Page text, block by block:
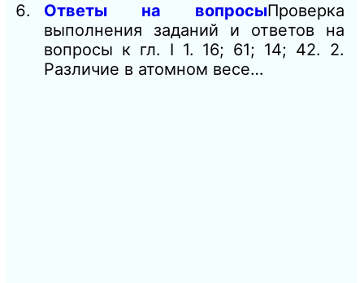
Ответы на вопросыПроверка
выполнения заданий и ответов на
вопросы к гл. I 1. 16; 61; 14; 42. 2.
Различие в атомном весе…